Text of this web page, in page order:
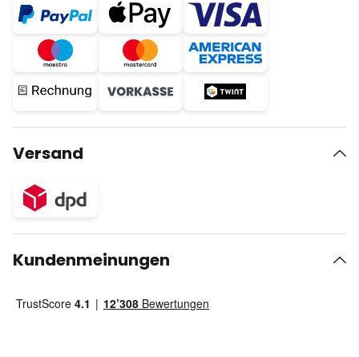
Versand
Kundenmeinungen